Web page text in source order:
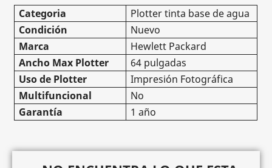
Categoria
Plotter tinta base de agua
Condición
Nuevo
Marca
Hewlett Packard
Ancho Max Plotter
64 pulgadas
Uso de Plotter
Impresión Fotográfica
Multifuncional
No
Garantía
1 año